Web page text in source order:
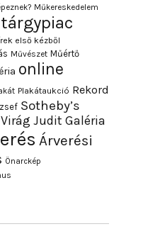
Műkereskedelem
első kézből
Művészet Műértő
online
Plakátaukció Rekord
Sotheby’s
Virág Judit Galéria
Árverési
Önarckép